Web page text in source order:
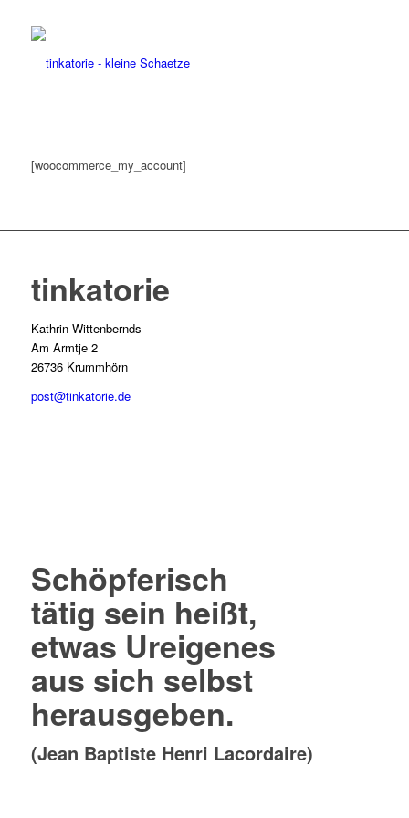
[woocommerce_my_account]
tinkatorie
Kathrin Wittenbernds
Am Armtje 2
26736 Krummhörn
post@tinkatorie.de
Schöpferisch
tätig sein heißt,
etwas Ureigenes
aus sich selbst
herausgeben.
(Jean Baptiste Henri Lacordaire)